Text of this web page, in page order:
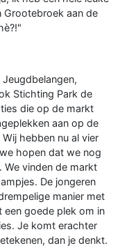
Grootebroek aan de
Stichting Park de
die op de markt
aan op de
hebben nu al vier
hopen dat we nog
We vinden de markt
De jongeren
manier met
een goede plek om in
Je komt erachter
dan je denkt.